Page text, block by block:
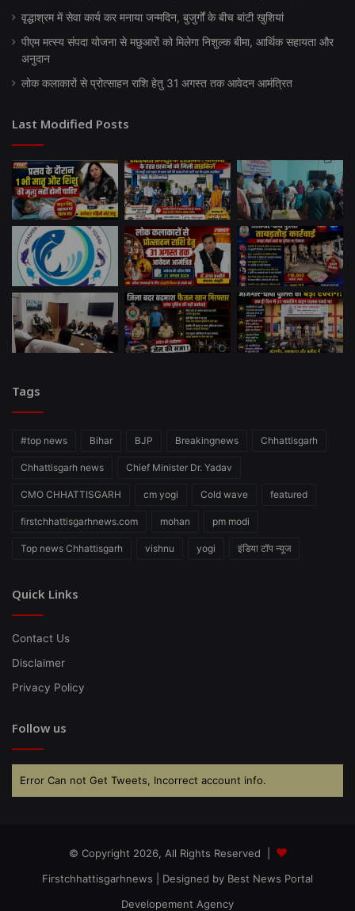
वृद्धाश्रम में सेवा कार्य कर मनाया जन्मदिन, बुजुर्गों के बीच बांटी खुशियां
पीएम मत्स्य संपदा योजना से मछुआरों को मिलेगा निशुल्क बीमा, आर्थिक सहायता और
अनुदान
लोक कलाकारों से प्रोत्साहन राशि हेतु 31 अगस्त तक आवेदन आमंत्रित
Last Modified Posts
Tags
#top news Bihar BJP Breakingnews Chhattisgarh
Chhattisgarh news Chief Minister Dr. Yadav
CMO CHHATTISGARH cm yogi Cold wave featured
firstchhattisgarhnews.com mohan pm modi
Top news Chhattisgarh vishnu yogi इंडिया टॉप न्यूज
Quick Links
Contact Us
Disclaimer
Privacy Policy
Follow us
Error Can not Get Tweets, Incorrect account info.
© Copyright 2026, All Rights Reserved |
Firstchhattisgarhnews | Designed by Best News Portal
Developement Agency